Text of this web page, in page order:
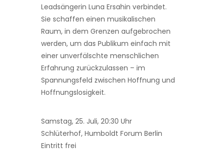
Leadsängerin Luna Ersahin verbindet.
Sie schaffen einen musikalischen
Raum, in dem Grenzen aufgebrochen
werden, um das Publikum einfach mit
einer unverfälschte menschlichen
Erfahrung zurückzulassen – im
Spannungsfeld zwischen Hoffnung und
Hoffnungslosigkeit.
Samstag, 25. Juli, 20:30 Uhr
Schlüterhof, Humboldt Forum Berlin
Eintritt frei